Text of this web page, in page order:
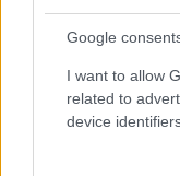
Google
I want to allow
related to
device